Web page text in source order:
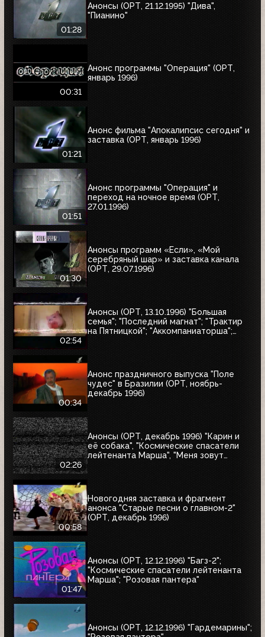
01:28
Анонсы (ОРТ, 21.12.1995) "Дива",
"Пианино"
00:31
Анонс программы "Операция" (ОРТ,
январь 1996)
01:21
Анонс фильма "Апокалипсис сегодня" и
заставка (ОРТ, январь 1996)
01:51
Анонс программы "Операция" и
переход на ночное время (ОРТ,
27.01.1996)
01:30
Анонсы программ «Если», «Мой
серебряный шар» и заставка канала
(ОРТ, 29.07.1996)
02:54
Анонсы (ОРТ, 13.10.1996) "Большая
семья"; "Последний магнат"; "Трактир
на Пятницкой"; "Аккомпаниаторша";
00:34
Анонс праздничного выпуска "Поле
чудес" в Бразилии (ОРТ, ноябрь-
декабрь 1996)
02:26
Анонсы (ОРТ, декабрь 1996) "Карин и
её собака", "Космические спасатели
лейтенанта Марша", "Меня зовут
00:58
Новогодняя заставка и фрагмент
анонса "Старые песни о главном-2"
(ОРТ, декабрь 1996)
01:47
Анонсы (ОРТ, 12.12.1996) "Багз-2";
"Космические спасатели лейтенанта
Марша"; "Розовая пантера"
Анонсы (ОРТ, 12.12.1996) "Гардемарины";